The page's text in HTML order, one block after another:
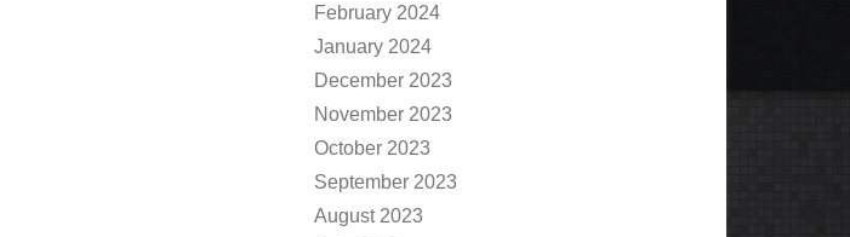
February 2024
January 2024
December 2023
November 2023
October 2023
September 2023
August 2023